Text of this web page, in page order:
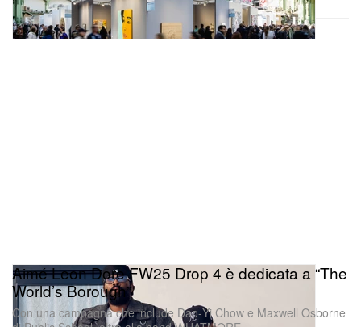
Aimé Leon Dore FW25 Drop 4 è dedicata a “The
World’s Borough”
Con una campagna che include Dao‑Yi Chow e Maxwell Osborne